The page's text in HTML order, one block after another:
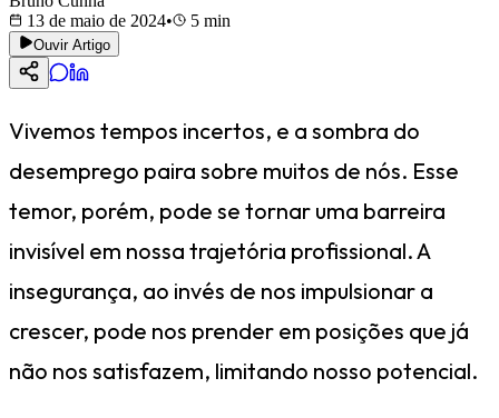
13 de maio de 2024• 5 min
Ouvir Artigo
Vivemos tempos incertos, e a sombra do
desemprego paira sobre muitos de nós. Esse
temor, porém, pode se tornar uma barreira
invisível em nossa trajetória profissional. A
insegurança, ao invés de nos impulsionar a
crescer, pode nos prender em posições que já
não nos satisfazem, limitando nosso potencial.